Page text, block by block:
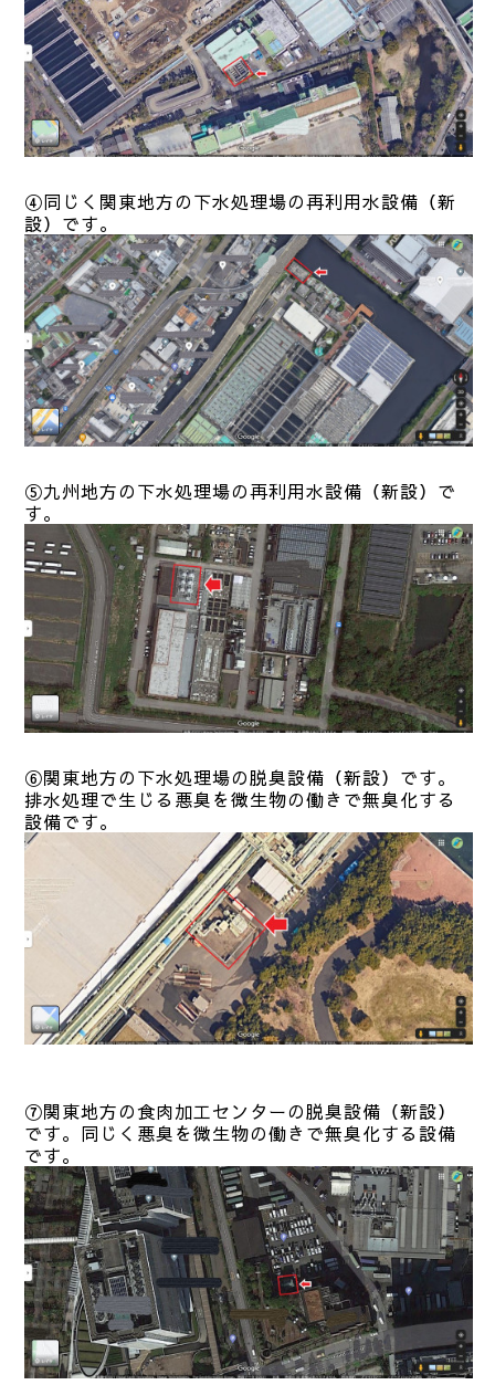
④同じく 関東地方の下水処理場の再利用水設備（新
設）です。
⑤九州地方の下水処理場の再利用水設備（新設）で
す。
⑥関東地方の下水処理場の脱臭設備（新設）です。
排水処理で生じる悪臭を微生物の働きで無臭化する
設備です。
⑦関東地方の食肉加工センターの脱臭設備（新設）
です。同じく悪臭を微生物の働きで無臭化する設備
です。